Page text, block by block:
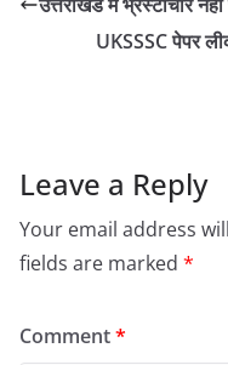
UKSSSC पेपर
Leave a Reply
Your email address
fields are marked *
Comment*